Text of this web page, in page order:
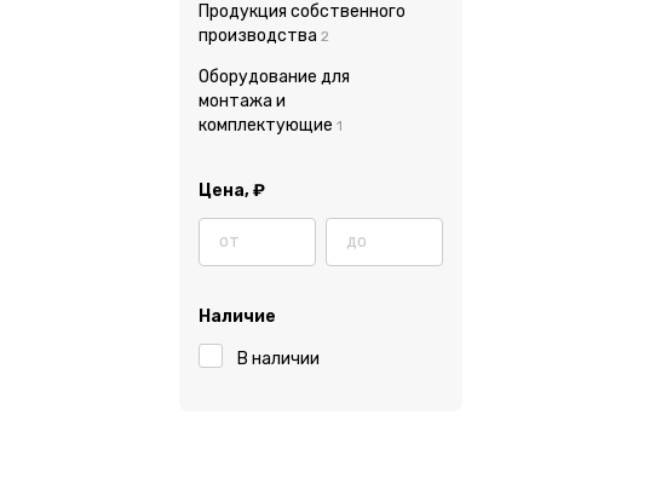
Продукция собственного
производства 2
Оборудование для
монтажа и
комплектующие 1
Цена, ₽
Наличие
В наличии